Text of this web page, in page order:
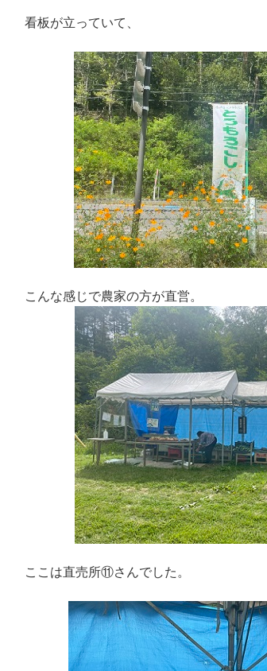
看板が立っていて、
こんな感じで農家の方が直営。
ここは直売所⑪さんでした。